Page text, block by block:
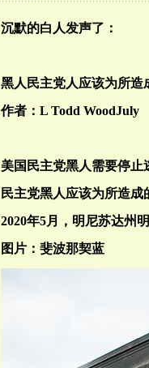
沉默的白人发声了：
黑人民主党人应该为所造
作者： L Todd WoodJuly
美国民主党黑人需要停止
民主党黑人应该为所造成
2020年5月，明尼苏达州
图片：斐波那契蓝